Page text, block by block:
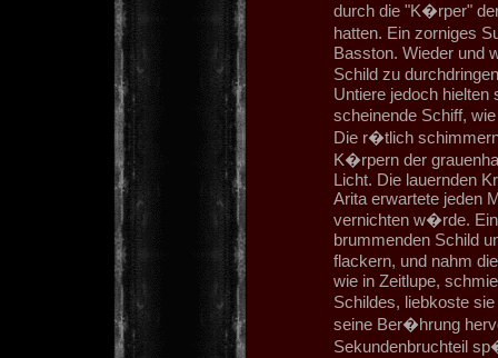
durch die "K�rper"
hatten. Ein zorniges
Basston. Wieder und
Schild zu
Untiere jedoch hielten
scheinende Schiff,
Die r�tlich
K�rpern der
Licht. Die lauernden
Arita erwartete jeden
vernichten w�rde.
brummenden Schild
flackern, und nahm
wie in Zeitlupe,
Schildes, liebkoste
seine Ber�hrung
Sekundenbruchteil